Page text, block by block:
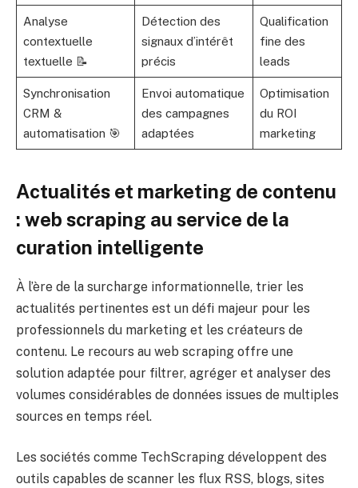
Analyse
contextuelle
textuelle 📝
Détection des
signaux d’intérêt
précis
Qualification
fine des
leads
Synchronisation
CRM &
automatisation 🎯
Envoi automatique
des campagnes
adaptées
Optimisation
du ROI
marketing
Actualités et marketing de contenu
: web scraping au service de la
curation intelligente
À l’ère de la surcharge informationnelle, trier les
actualités pertinentes est un défi majeur pour les
professionnels du marketing et les créateurs de
contenu. Le recours au web scraping offre une
solution adaptée pour filtrer, agréger et analyser des
volumes considérables de données issues de multiples
sources en temps réel.
Les sociétés comme TechScraping développent des
outils capables de scanner les flux RSS, blogs, sites